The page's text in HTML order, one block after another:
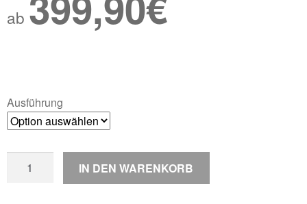
ab
Ausführung
IN DEN WARENKORB